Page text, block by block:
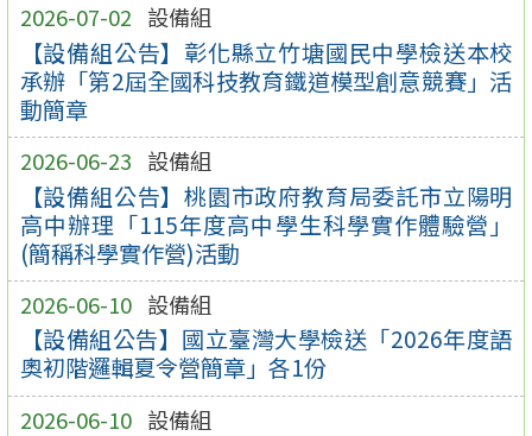
2026-07-02 設備組
【設備組公告】彰化縣立竹塘國民中學檢送本校
承辦「第2屆全國科技教育鐵道模型創意競賽」活
動簡章
2026-06-23 設備組
【設備組公告】桃園市政府教育局委託市立陽明
高中辦理「115年度高中學生科學實作體驗營」
(簡稱科學實作營)活動
2026-06-10 設備組
【設備組公告】國立臺灣大學檢送「2026年度語
奧初階邏輯夏令營簡章」各1份
2026-06-10 設備組